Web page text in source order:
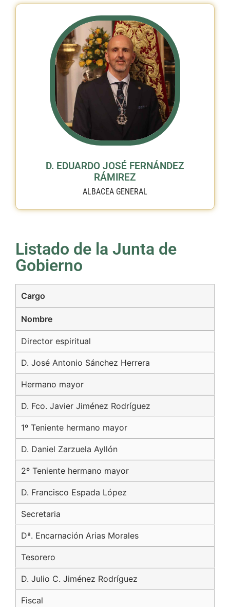
D. EDUARDO JOSÉ FERNÁNDEZ
RÁMIREZ
ALBACEA GENERAL
Listado de la Junta de
Gobierno
Cargo
Nombre
Director espiritual
D. José Antonio Sánchez Herrera
Hermano mayor
D. Fco. Javier Jiménez Rodríguez
1º Teniente hermano mayor
D. Daniel Zarzuela Ayllón
2º Teniente hermano mayor
D. Francisco Espada López
Secretaria
Dª. Encarnación Arias Morales
Tesorero
D. Julio C. Jiménez Rodríguez
Fiscal